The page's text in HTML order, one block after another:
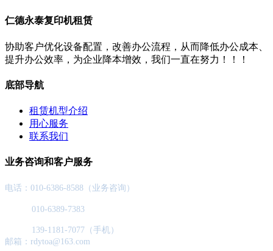
仁德永泰复印机租赁
协助客户优化设备配置，改善办公流程，从而降低办公成本、
提升办公效率，为企业降本增效，我们一直在努力！！！
底部导航
租赁机型介绍
用心服务
联系我们
业务咨询和客户服务
电话：010-6386-8588（业务咨询）
010-6389-7383
139-1181-7077（手机）
邮箱：rdytoa@163.com